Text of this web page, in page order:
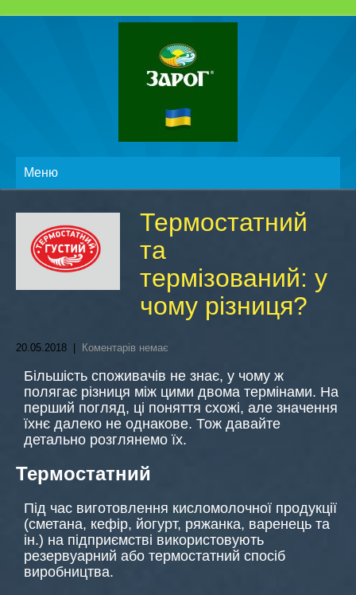
Меню
Термостатний
та
термізований: у
чому різниця?
20.05.2018 Коментарів немає
Більшість споживачів не знає, у чому ж
полягає різниця між цими двома термінами. На
перший погляд, ці поняття схожі, але значення
їхнє далеко не однакове. Тож давайте
детально розглянемо їх.
Термостатний
Під час виготовлення кисломолочної продукції
(сметана, кефір, йогурт, ряжанка, варенець та
ін.) на підприємстві використовують
резервуарний або термостатний спосіб
виробництва.